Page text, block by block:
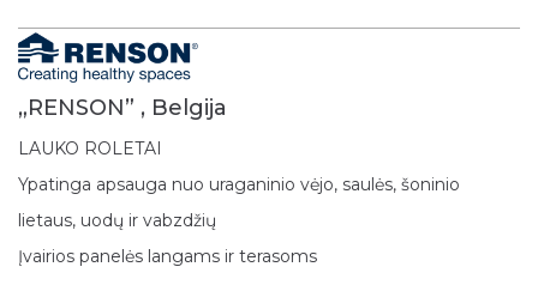
„RENSON” , Belgija
LAUKO ROLETAI
Ypatinga apsauga nuo uraganinio vėjo, saulės, šoninio
lietaus, uodų ir vabzdžių
Įvairios panelės langams ir terasoms